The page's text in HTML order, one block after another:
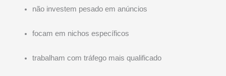
não investem pesado em anúncios
focam em nichos específicos
trabalham com tráfego mais qualificado